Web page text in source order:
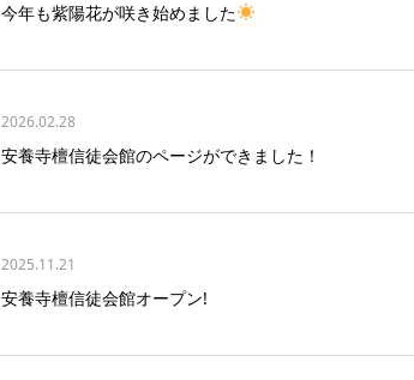
今年も紫陽花が咲き始めました
2026.02.28
安養寺檀信徒会館のページができました！
2025.11.21
安養寺檀信徒会館オープン!